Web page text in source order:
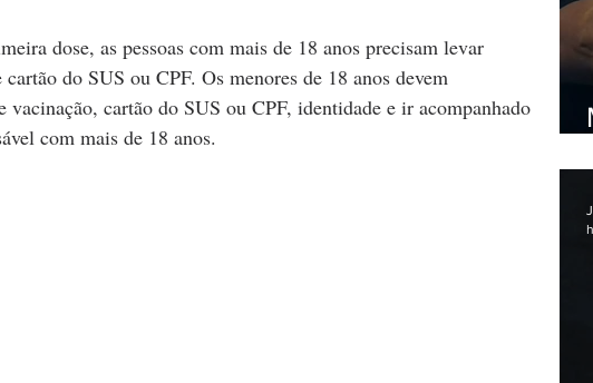
dose, as pessoas com mais de 18 anos precisam levar
do SUS ou CPF. Os menores de 18 anos devem
vacinação, cartão do SUS ou CPF, identidade e ir acompanhado
com mais de 18 anos.